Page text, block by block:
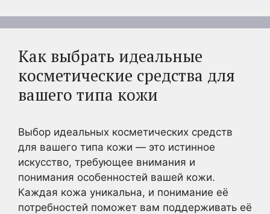
Как выбрать идеальные
косметические средства для
вашего типа кожи
Выбор идеальных косметических средств
для вашего типа кожи — это истинное
искусство, требующее внимания и
понимания особенностей вашей кожи.
Каждая кожа уникальна, и понимание её
потребностей поможет вам поддерживать её